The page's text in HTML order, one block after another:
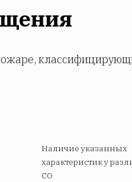
Наличие указанных
характеристик у
СО